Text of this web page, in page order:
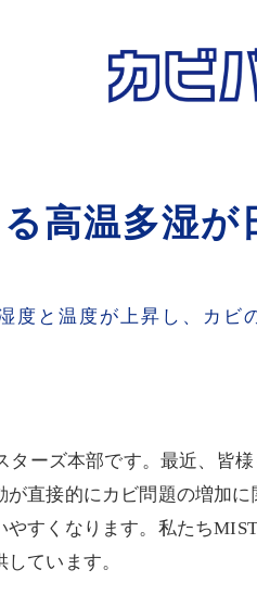
高温多湿
度と温度が上昇し、カ
ターズ本部です。最近、皆
直接的にカビ問題の増加
やすくなります。私たち
ています。